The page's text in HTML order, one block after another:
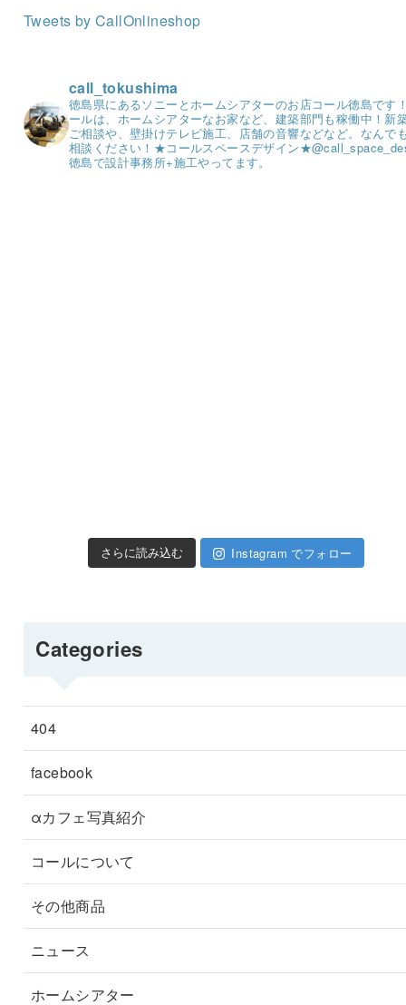
Tweets by CallOnlineshop
call_tokushima
徳島県にあるソニーとホームシアターのお店コール徳島です
ールは、ホームシアターなお家など、建築部門も稼働中！ 新
ご相談や、壁掛けテレビ施工、店舗の音響などなど。 なんで
相談ください！ ★コールスペースデザイン★
徳島で設計事務所+施工やってます。
さらに読み込む Instagram でフォロー
Categories
404
facebook
αカフェ写真紹介
コールについて
その他商品
ニュース
ホームシアター